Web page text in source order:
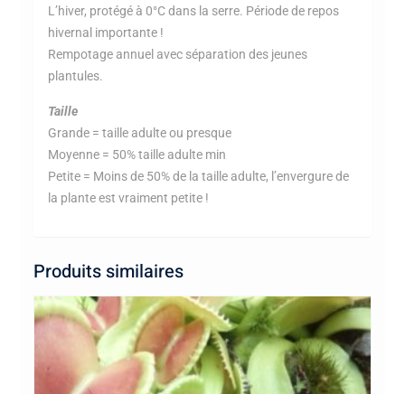
L’hiver, protégé à 0°C dans la serre. Période de repos
hivernal importante !
Rempotage annuel avec séparation des jeunes
plantules.
Taille
Grande = taille adulte ou presque
Moyenne = 50% taille adulte min
Petite = Moins de 50% de la taille adulte, l’envergure de
la plante est vraiment petite !
Produits similaires